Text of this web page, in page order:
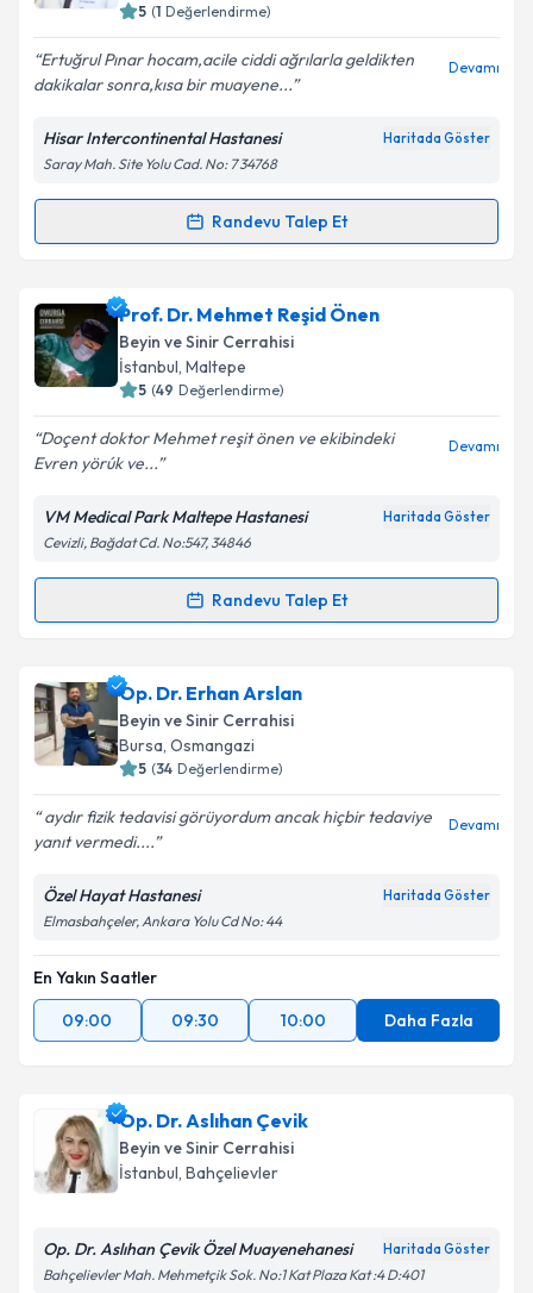
Kişisel verilerimin işlenmesine ilişkin
Metni'ni okudum ve kişisel verilerimin belirtilen
kapsamda işlenmesini kabul ediyorum.
Takvim Talebini Gönder
5 (1 Değerlendirme)
Ertuğrul Pınar hocam,acile ciddi ağrılarla geldikten
dakikalar sonra,kısa bir muayene...
Devamı
Hisar Intercontinental Hastanesi Haritada Göster
Saray Mah. Site Yolu Cad. No: 7 34768
Randevu Talep Et
Randevu Takvimi Talebi
Op. Dr. Ertuğrul Pınariçin randevu takvimi talebi
oluşturun. Size bu uzmandan randevu almanız için bir
takvim hazırlandığında e-posta ile bilgilendireceğiz.
Kişisel verilerimin işlenmesine ilişkin
Aydınlatma
Metni'ni okudum ve kişisel verilerimin belirtilen
kapsamda işlenmesini kabul ediyorum.
Prof. Dr. Mehmet Reşid Önen
Beyin ve Sinir Cerrahisi
İstanbul, Maltepe
5 (49 Değerlendirme)
Doçent doktor Mehmet reşit önen ve ekibindeki
Evren yörúk ve...
Devamı
VM Medical Park Maltepe Hastanesi Haritada Göster
Cevizli, Bağdat Cd. No:547, 34846
Randevu Talep Et
Randevu Takvimi Talebi
Prof. Dr. Mehmet Reşid Önen
talebi oluşturun. Size bu uzmandan randevu almanız
için bir takvim hazırlandığında e-posta ile
bilgilendireceğiz.
E-posta Adresiniz
Kişisel verilerimin işlenmesine ilişkin
Metni'ni okudum ve kişisel verilerimin belirtilen
kapsamda işlenmesini kabul ediyorum.
Takvim Talebini Gönder
Op. Dr. Erhan Arslan
Beyin ve Sinir Cerrahisi
Bursa, Osmangazi
5 (34 Değerlendirme)
aydır fizik tedavisi görüyordum ancak hiçbir tedaviye
yanıt vermedi....
Devamı
Özel Hayat Hastanesi Haritada Göster
Elmasbahçeler, Ankara Yolu Cd No: 44
En Yakın Saatler
09:00
09:30 10:00 Daha Fazla
Op. Dr. Aslıhan Çevik
Beyin ve Sinir Cerrahisi
İstanbul, Bahçelievler
Op. Dr. Aslıhan Çevik Özel Muayenehanesi Haritada Göster
Bahçelievler Mah. Mehmetçik Sok. No:1 Kat Plaza Kat :4 D:401